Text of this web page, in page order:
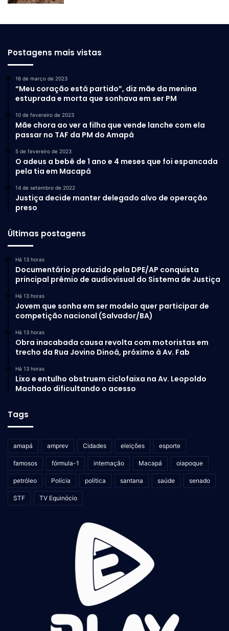
Postagens mais vistas
16 de março de 2023
“Meu coração está partido”, diz mãe da menina
estuprada e morta que sonhava em ser PM
10 de fevereiro de 2023
Mãe chora ao ver a filha que vende lanche com ela
passar no TAF da PM do Amapá
5 de fevereiro de 2023
O adeus a bebê de 1 ano e 4 meses que foi espancada
pela tia em Macapá
14 de setembro de 2022
Justiça decide manter delegado alvo de operação
preso
Últimas postagens
Há 13 horas
Documentário produzido pela DPE/AP conquista
principal prêmio de audiovisual do Sistema de Justiça
Há 13 horas
Jovem que sonha em ser modelo quer participar de
competição nacional (Salvador/BA)
Há 13 horas
Obra inacabada causa revolta com motoristas em
trecho da Rua Jovino Dinoá, próximo à Av. Fab
Há 13 horas
Lixo e entulho obstruem ciclofaixa na Av. Leopoldo
Machado dificultando o acesso
Tags
amapá amprev Cidades eleições esporte
famosos fórmula-1 internação Macapá oiapoque
petróleo Polícia política santana saúde senado
STF TV Equinócio